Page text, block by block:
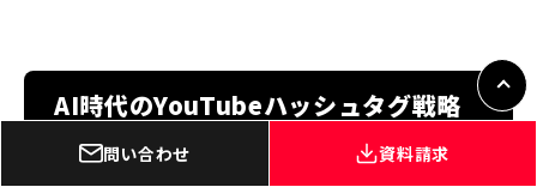
AI時代のYouTubeハッシュタグ戦略
問い合わせ 資料請求